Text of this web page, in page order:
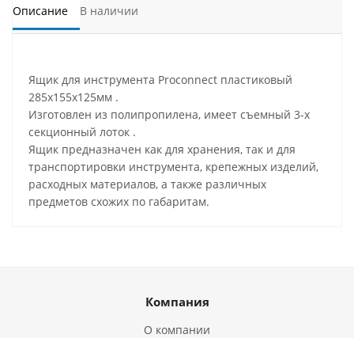
Описание В наличии
Ящик для инструмента Proconnect пластиковый
285х155х125мм .
Изготовлен из полипропилена, имеет съемный 3-х
секционный лоток .
Ящик предназначен как для хранения, так и для
транспортировки инструмента, крепежных изделий,
расходных материалов, а также различных
предметов схожих по габаритам.
Компания
О компании